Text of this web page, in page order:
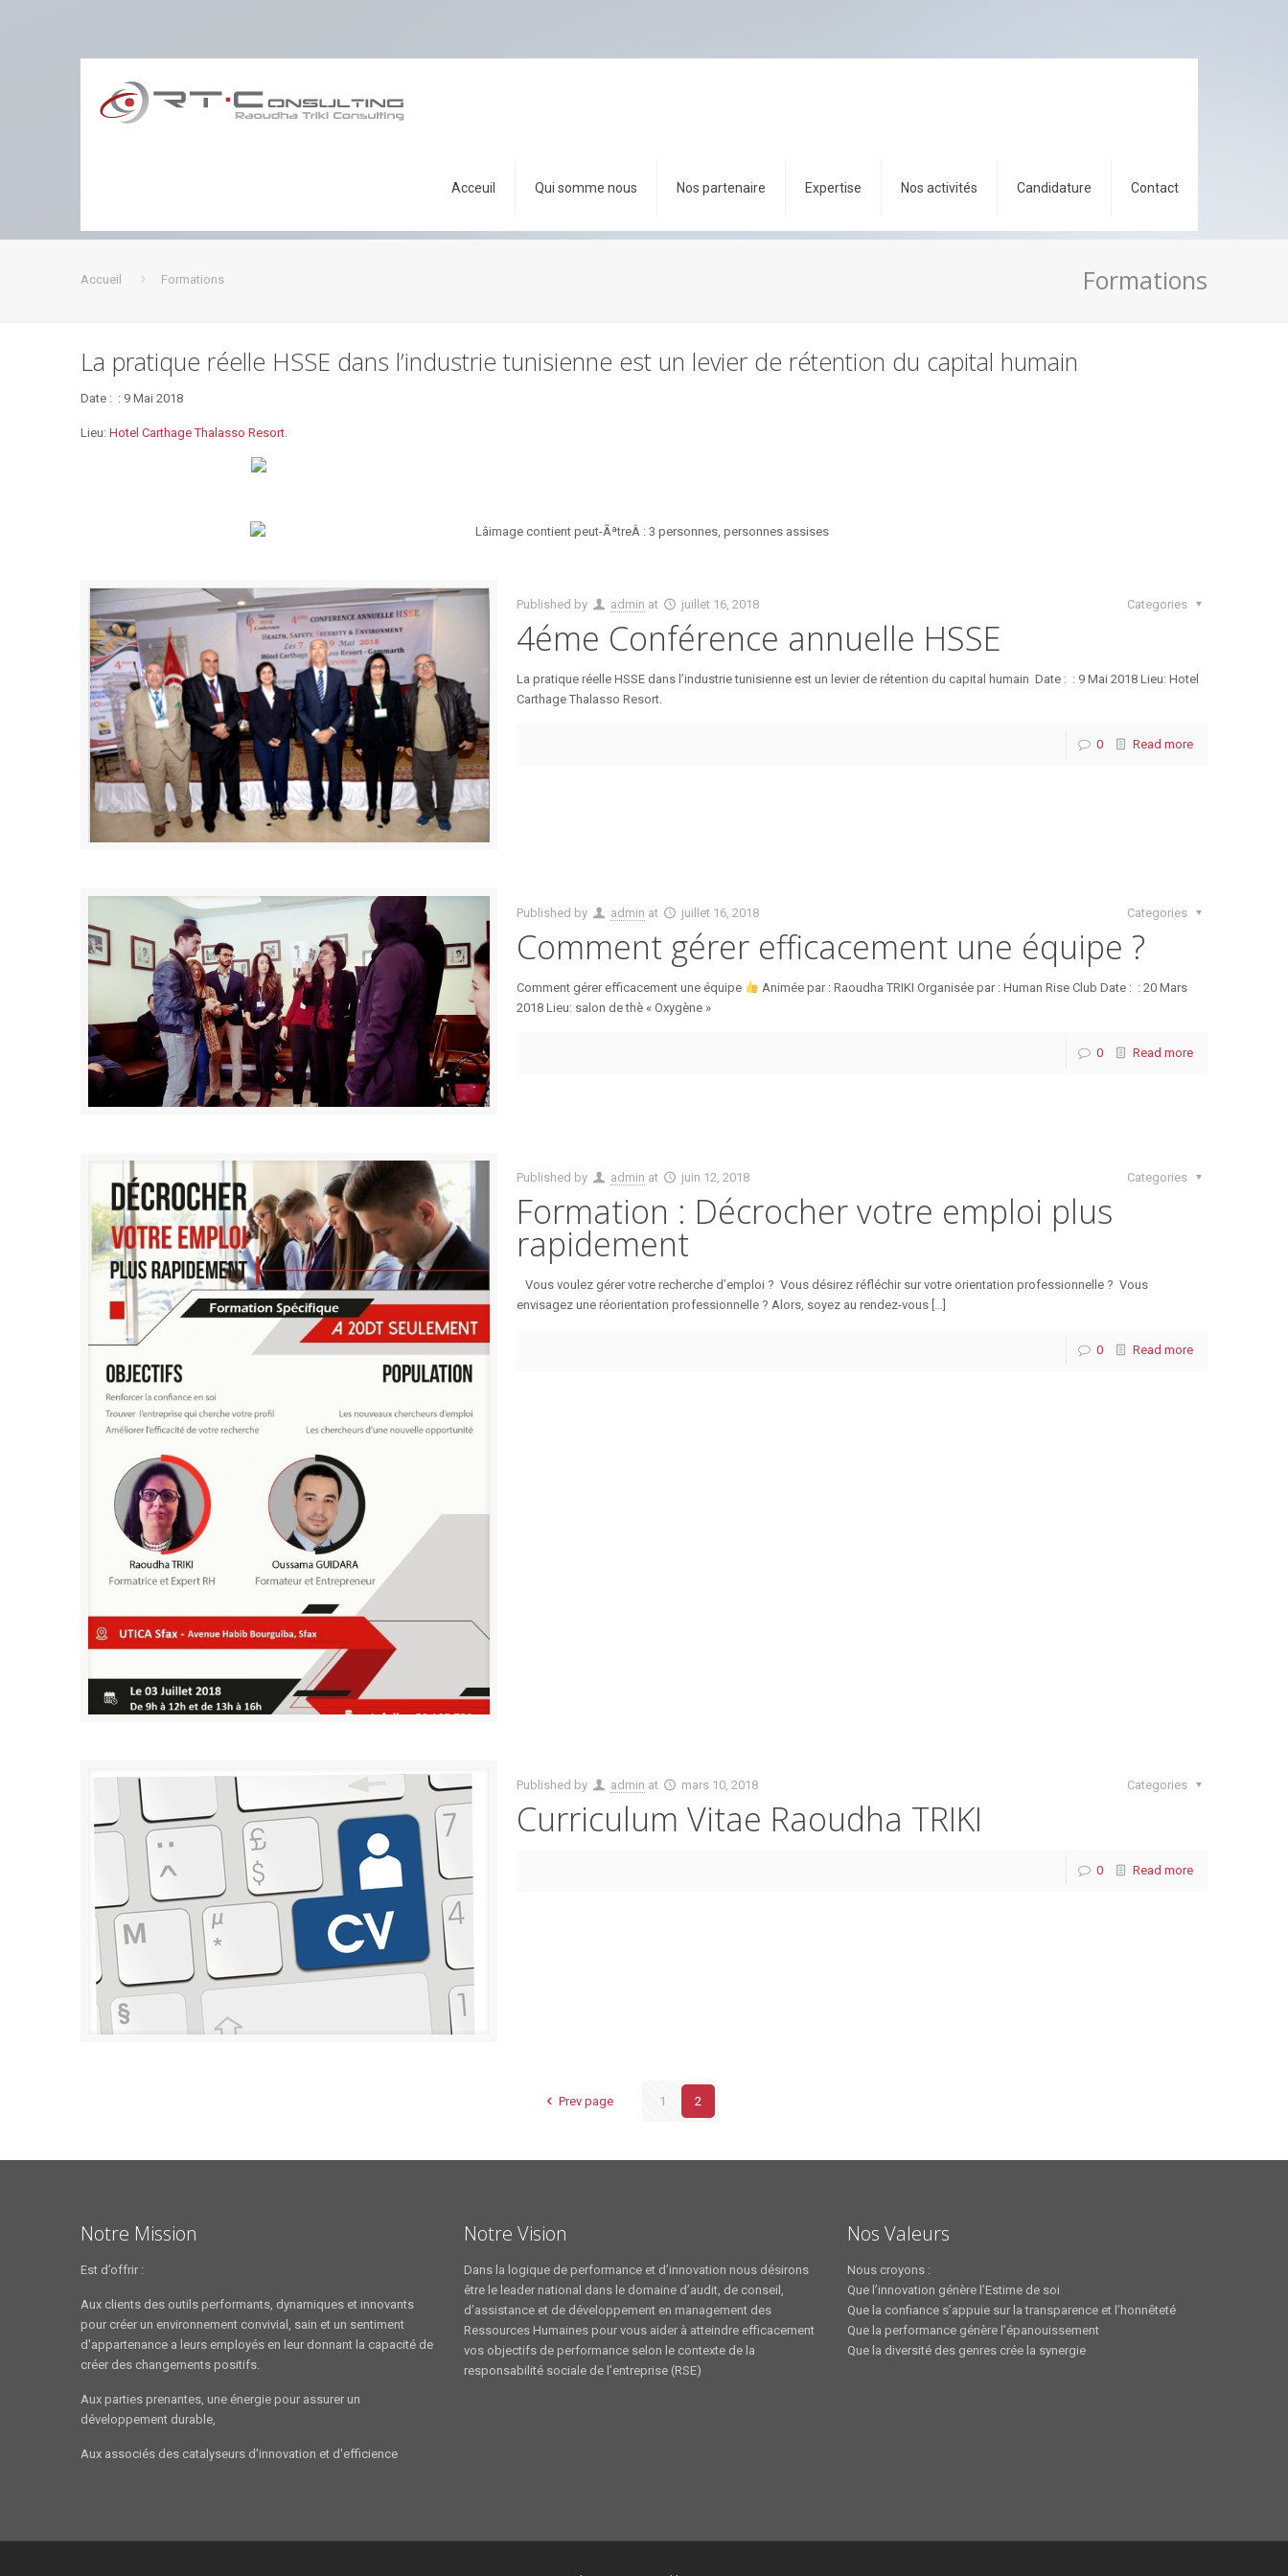
Acceuil Qui somme nous Nos partenaire Expertise Nos activités Candidature Contact
Formations
Accueil Formations
La pratique réelle HSSE dans l’industrie tunisienne est un levier de rétention du capital humain
Date : : 9 Mai 2018
Lieu: Hotel Carthage Thalasso Resort.
Published by admin at juillet 16, 2018 Categories
4éme Conférence annuelle HSSE
La pratique réelle HSSE dans l’industrie tunisienne est un levier de rétention du capital humain Date : : 9 Mai 2018 Lieu: Hotel
Carthage Thalasso Resort.
0 Read more
Published by admin at juillet 16, 2018 Categories
Comment gérer efficacement une équipe ?
Comment gérer efficacement une équipe
Animée par : Raoudha TRIKI Organisée par : Human Rise Club Date : : 20 Mars
2018 Lieu: salon de thè « Oxygène »
0 Read more
Published by admin at juin 12, 2018 Categories
Formation : Décrocher votre emploi plus
rapidement
Vous voulez gérer votre recherche d’emploi ? Vous désirez réfléchir sur votre orientation professionnelle ? Vous
envisagez une réorientation professionnelle ? Alors, soyez au rendez-vous […]
0 Read more
Published by admin at mars 10, 2018 Categories
Curriculum Vitae Raoudha TRIKI
0 Read more
Prev page 1 2
Notre Mission
Est d’offrir :
Aux clients des outils performants, dynamiques et innovants
pour créer un environnement convivial, sain et un sentiment
d'appartenance a leurs employés en leur donnant la capacité de
créer des changements positifs.
Aux parties prenantes, une énergie pour assurer un
développement durable,
Aux associés des catalyseurs d'innovation et d'efficience
Notre Vision
Dans la logique de performance et d’innovation nous désirons
être le leader national dans le domaine d’audit, de conseil,
d’assistance et de développement en management des
Ressources Humaines pour vous aider à atteindre efficacement
vos objectifs de performance selon le contexte de la
responsabilité sociale de l’entreprise (RSE)
Nos Valeurs
Nous croyons :
Que l’innovation génère l’Estime de soi
Que la confiance s’appuie sur la transparence et l’honnêteté
Que la performance génère l’épanouissement
Que la diversité des genres crée la synergie